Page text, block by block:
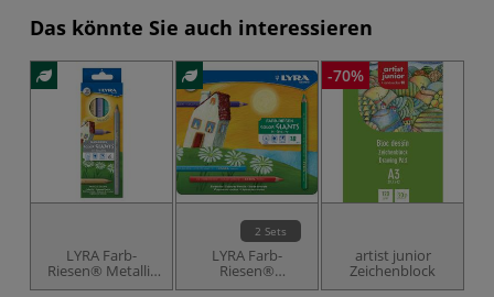
Das könnte Sie auch interessieren
LYRA Farb-
Riesen® Metallic
Dickkern-
2 Sets
LYRA Farb-
Riesen®
Dickkern-
-70%
artist junior
Zeichenblock